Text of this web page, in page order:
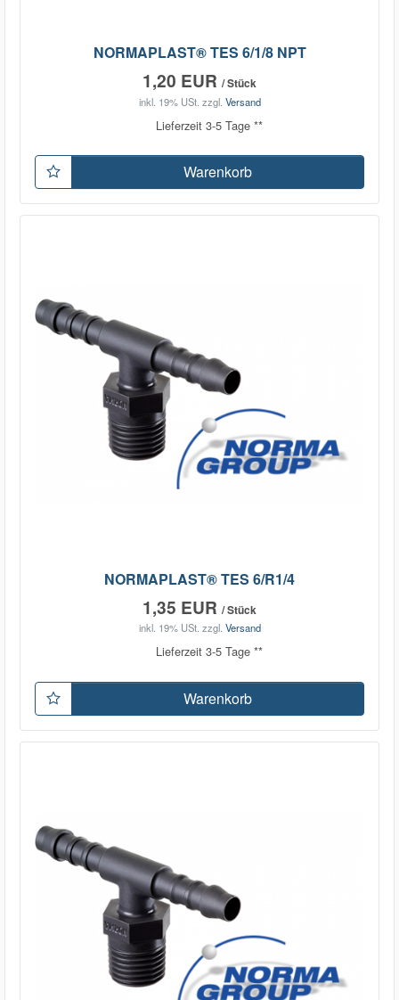
NORMAPLAST® TES 6/1/8 NPT
1,20 EUR / Stück
inkl. 19% USt. zzgl. Versand
Lieferzeit 3-5 Tage **
Warenkorb
NORMAPLAST® TES 6/R1/4
1,35 EUR / Stück
inkl. 19% USt. zzgl. Versand
Lieferzeit 3-5 Tage **
Warenkorb